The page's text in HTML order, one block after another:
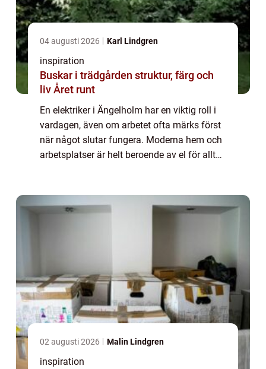
04 augusti 2026 Karl Lindgren
inspiration
Buskar i trädgården struktur, färg och
liv Året runt
En elektriker i Ängelholm har en viktig roll i
vardagen, även om arbetet ofta märks först
när något slutar fungera. Moderna hem och
arbetsplatser är helt beroende av el för allt
02 augusti 2026 Malin Lindgren
inspiration